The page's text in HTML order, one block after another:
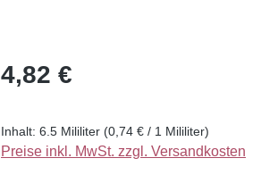
Regulärer Preis:
4,82 €
Inhalt: 6.5 Mililiter (0,74 € / 1 Mililiter)
Preise inkl. MwSt. zzgl. Versandkosten